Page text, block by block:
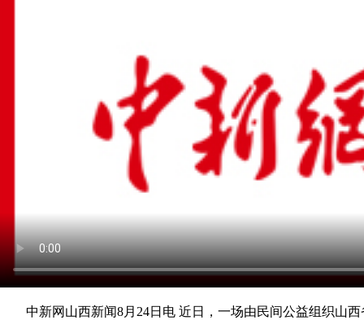
中新网山西新闻8月24日电 近日，一场由民间公益组织山西